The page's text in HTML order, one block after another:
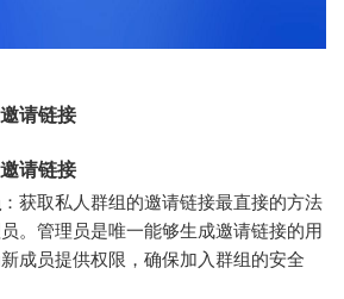
请链接
请链接
：获取私人群组的邀请链接最直接的方法
。管理员是唯一能够生成邀请链接的用
成员提供权限，确保加入群组的安全